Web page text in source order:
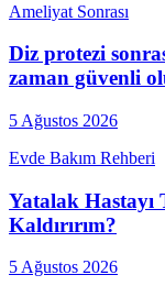
Ameliyat Sonrası
Diz protezi
zaman güvenli
5 Ağustos 2026
Evde Bakım Rehberi
Yatalak Hastayı
Kaldırırım?
5 Ağustos 2026